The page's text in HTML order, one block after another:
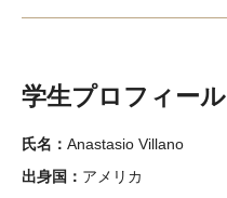
大学学部課程
ロースクール
学生プロフィール
氏名： Anastasio Villano
出身国： アメリカ